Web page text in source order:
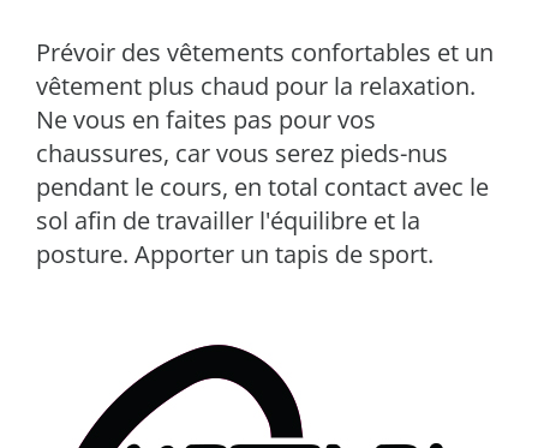
Prévoir des vêtements confortables et un
vêtement plus chaud pour la relaxation.
Ne vous en faites pas pour vos
chaussures, car vous serez pieds-nus
pendant le cours, en total contact avec le
sol afin de travailler l'équilibre et la
posture. Apporter un tapis de sport.